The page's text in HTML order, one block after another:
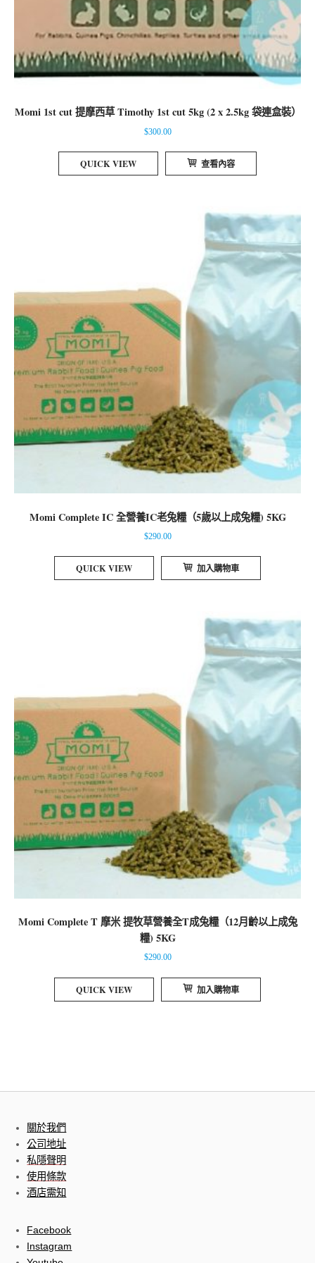
Momi 1st cut 提摩西草 Timothy 1st cut 5kg (2 x 2.5kg 袋連盒裝）
$300.00
QUICK VIEW 查看內容
Momi Complete IC 全營養IC老兔糧（5歲以上成兔糧) 5KG
$290.00
QUICK VIEW 加入購物車
Momi Complete T 摩米 提牧草營養全T成兔糧（12月齡以上成兔
糧) 5KG
$290.00
QUICK VIEW 加入購物車
關於我們
公司地址
私隱聲明
使用條款
酒店需知
Facebook
Instagram